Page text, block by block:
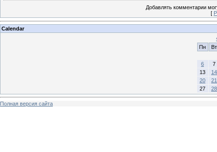
Добавлять комментарии
[
Calendar
Пн
Вт
6
7
13
14
20
21
27
28
Полная версия сайта